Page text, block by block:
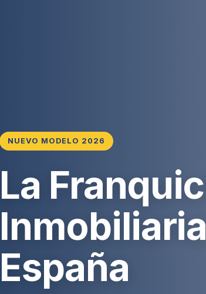
NUEVO MODELO 2026
La
España